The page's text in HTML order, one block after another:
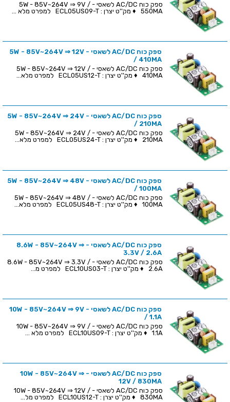
ספק כוח AC/DC לשאסי - 5W - 85V~264V ⇒ 9V /
550MA ♦ מק''ט יצרן : ECL05US09-T למפרט מלא ...
ספק כוח AC/DC לשאסי - 5W - 85V~264V ⇒ 12V
/ 410MA
ספק כוח AC/DC לשאסי - 5W - 85V~264V ⇒ 12V /
410MA ♦ מק''ט יצרן : ECL05US12-T למפרט מלא...
ספק כוח AC/DC לשאסי - 5W - 85V~264V ⇒ 24V
/ 210MA
ספק כוח AC/DC לשאסי - 5W - 85V~264V ⇒ 24V /
210MA ♦ מק''ט יצרן : ECL05US24-T למפרט מלא...
ספק כוח AC/DC לשאסי - 5W - 85V~264V ⇒ 48V
/ 100MA
ספק כוח AC/DC לשאסי - 5W - 85V~264V ⇒ 48V /
100MA ♦ מק''ט יצרן : ECL05US48-T למפרט מלא...
ספק כוח AC/DC לשאסי - 8.6W - 85V~264V ⇒
3.3V / 2.6A
ספק כוח AC/DC לשאסי - 8.6W - 85V~264V ⇒ 3.3V /
2.6A ♦ מק''ט יצרן : ECL10US03-T למפרט מ...
ספק כוח AC/DC לשאסי - 10W - 85V~264V ⇒ 9V
/ 1.1A
ספק כוח AC/DC לשאסי - 10W - 85V~264V ⇒ 9V /
1.1A ♦ מק''ט יצרן : ECL10US09-T למפרט מלא ...
ספק כוח AC/DC לשאסי - 10W - 85V~264V ⇒
12V / 830MA
ספק כוח AC/DC לשאסי - 10W - 85V~264V ⇒ 12V /
830MA ♦ מק''ט יצרן : ECL10US12-T למפרט מל...